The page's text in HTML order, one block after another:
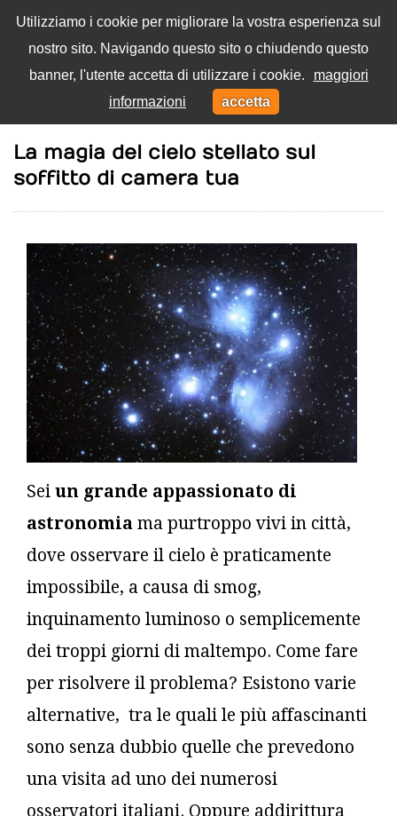
Utilizziamo i cookie per migliorare la vostra esperienza sul
nostro sito. Navigando questo sito o chiudendo questo
banner, l'utente accetta di utilizzare i cookie.
maggiori
informazioni
accetta
Menu
La magia del cielo stellato sul
soffitto di camera tua
Sei un grande appassionato di
astronomia ma purtroppo vivi in città,
dove osservare il cielo è praticamente
impossibile, a causa di smog,
inquinamento luminoso o semplicemente
dei troppi giorni di maltempo. Come fare
per risolvere il problema? Esistono varie
alternative, tra le quali le più affascinanti
sono senza dubbio quelle che prevedono
una visita ad uno dei numerosi
osservatori italiani. Oppure addirittura